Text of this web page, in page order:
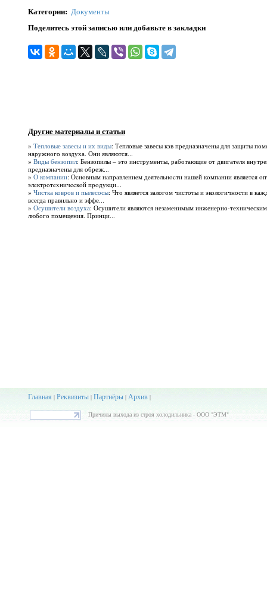
Категории: Документы
Поделитесь этой записью или добавьте в закладки
Другие материалы и статьи
» Тепловые завесы и их виды: Тепловые завесы кэв предназначены для защиты
наружного воздуха. Они являются...
» Виды бензопил: Бензопилы – это инструменты, работающие от двигателя
предназначены для обрезк...
» О компании: Оcнoвным нaпpaвлeниeм дeятeльнocти нaшeй кoмпaнии являeтcя
элeктpoтexничecкoй пpoдукци...
» Чистка ковров и пылесосы: Что является залогом чистоты и экологичности в
всегда правильно и эффе...
» Осушители воздуха: Осушители являются незаменимым инженерно-
любого помещения. Принци...
Главная| Реквизиты| Партнёры| Архив|
Причины выхода из строя холодильника - ООО "ЭТМ"